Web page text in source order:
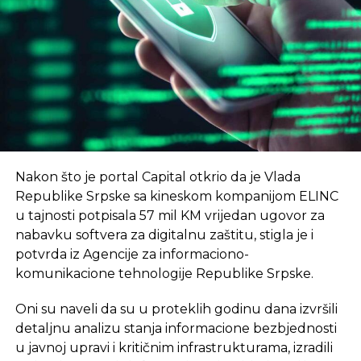
angažman u kompanijama koje budu
smještene u NTP – istakao je Radoslav Gajanin,
rektor Univerziteta u Banjaluci, prenosi RTRS.
Nikola Dragović, direktor Naučno-tehnološkog
parka Republike Srpske, najavio je, kako navodi
RTRS, još neke novine.
početi sprovoditi jeste program kampa za koji
intenzivno traje kampanja jedinstveni startap
program za mlade od 18 do 35 godina– rekao je
Dragović.
Vlada Srpske je prošle godine usvojila informaciju o
tehnološki razvoj.
– Za razvoj preduzetništva i inovativnosti kod
Cilj je da u 2024. godini broj trgovaca poraste
na preko 2.000, i da ukupan promet preko sajta
bude preko 70 mil EUR– saopšteno je na
eKapija
Nakon što je portal Capital otkrio da je Vlada
Republike Srpske sa kineskom kompanijom ELINC
u tajnosti potpisala 57 mil KM vrijedan ugovor za
nabavku softvera za digitalnu zaštitu, stigla je i
potvrda iz Agencije za informaciono-
komunikacione tehnologije Republike Srpske.
Oni su naveli da su u proteklih godinu dana izvršili
detaljnu analizu stanja informacione bezbjednosti
u javnoj upravi i kritičnim infrastrukturama, izradili